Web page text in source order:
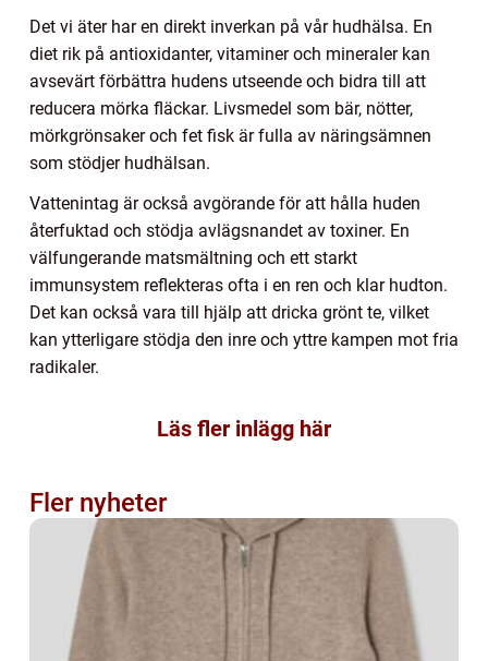
Det vi äter har en direkt inverkan på vår hudhälsa. En
diet rik på antioxidanter, vitaminer och mineraler kan
avsevärt förbättra hudens utseende och bidra till att
reducera mörka fläckar. Livsmedel som bär, nötter,
mörkgrönsaker och fet fisk är fulla av näringsämnen
som stödjer hudhälsan.
Vattenintag är också avgörande för att hålla huden
återfuktad och stödja avlägsnandet av toxiner. En
välfungerande matsmältning och ett starkt
immunsystem reflekteras ofta i en ren och klar hudton.
Det kan också vara till hjälp att dricka grönt te, vilket
kan ytterligare stödja den inre och yttre kampen mot fria
radikaler.
Läs fler inlägg här
Fler nyheter